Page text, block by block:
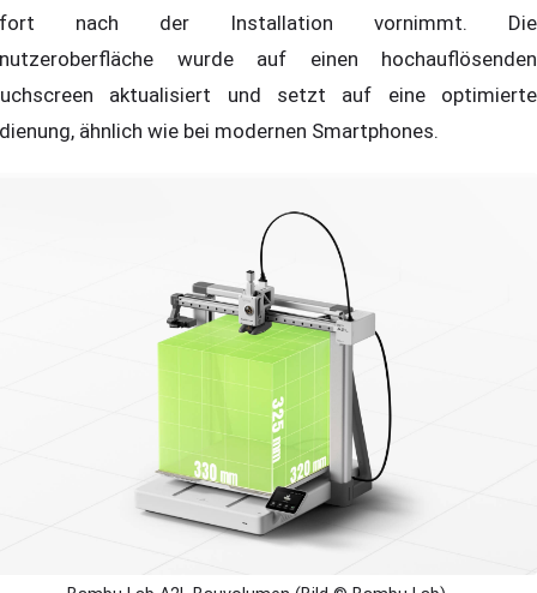
nach der Installation vornimmt. Die
wurde auf einen hochauflösenden
aktualisiert und setzt auf eine optimierte
ähnlich wie bei modernen Smartphones.